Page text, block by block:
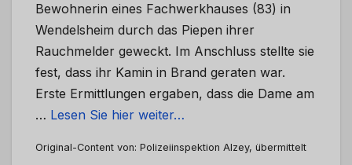
Bewohnerin eines Fachwerkhauses (83) in
Wendelsheim durch das Piepen ihrer
Rauchmelder geweckt. Im Anschluss stellte sie
fest, dass ihr Kamin in Brand geraten war.
Erste Ermittlungen ergaben, dass die Dame am
… Lesen Sie hier weiter…
Original-Content von: Polizeiinspektion Alzey, übermittelt